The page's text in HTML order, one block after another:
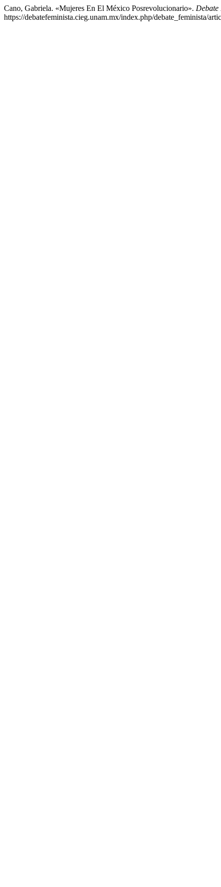
Cano, Gabriela. «Mujeres En El México Posrevolucionario». Debate
https://debatefeminista.cieg.unam.mx/index.php/debate_feminista/